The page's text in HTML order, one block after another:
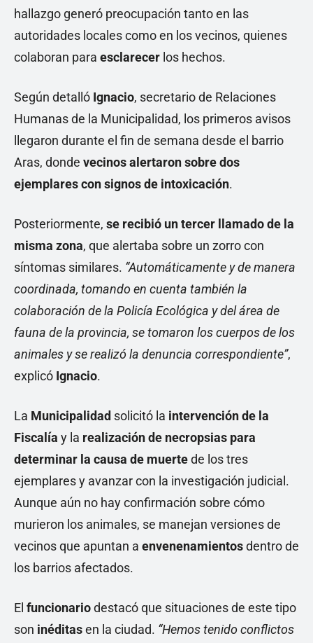
hallazgo generó preocupación tanto en las
autoridades locales como en los vecinos, quienes
colaboran para esclarecer los hechos.
Según detalló Ignacio, secretario de Relaciones
Humanas de la Municipalidad, los primeros avisos
llegaron durante el fin de semana desde el barrio
Aras, donde vecinos alertaron sobre dos
ejemplares con signos de intoxicación.
Posteriormente, se recibió un tercer llamado de la
misma zona, que alertaba sobre un zorro con
síntomas similares. “Automáticamente y de manera
coordinada, tomando en cuenta también la
colaboración de la Policía Ecológica y del área de
fauna de la provincia, se tomaron los cuerpos de los
animales y se realizó la denuncia correspondiente”,
explicó Ignacio.
La Municipalidad solicitó la intervención de la
Fiscalía y la realización de necropsias para
determinar la causa de muertede los tres
ejemplares y avanzar con la investigación judicial.
Aunque aún no hay confirmación sobre cómo
murieron los animales, se manejan versiones de
vecinos que apuntan a envenenamientosdentro de
los barrios afectados.
El funcionariodestacó que situaciones de este tipo
son inéditasen la ciudad. “Hemos tenido conflictos